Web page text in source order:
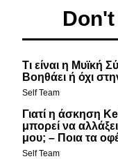
Τι είναι η Μυϊκή
Βοηθάει ή όχι
Self Team
Γιατί η άσκηση
μπορεί να
μου; – Ποια τα
Self Team